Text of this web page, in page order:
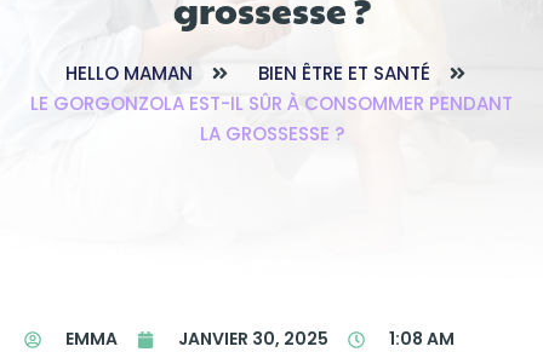
HELLO MAMAN
BIEN ÊTRE ET SANTÉ
LE GORGONZOLA EST-IL SÛR À CONSOMMER PENDANT
LA GROSSESSE ?
EMMA JANVIER 30, 2025 1:08 AM